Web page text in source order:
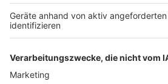
dadurch bessere Bedingungen
Darstellung von Helios werden
Kapazitäten geschaffen, die in
Anzeige